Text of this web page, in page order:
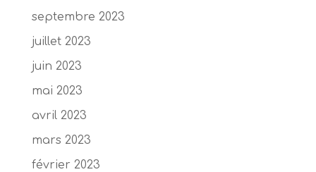
septembre 2023
juillet 2023
juin 2023
mai 2023
avril 2023
mars 2023
février 2023